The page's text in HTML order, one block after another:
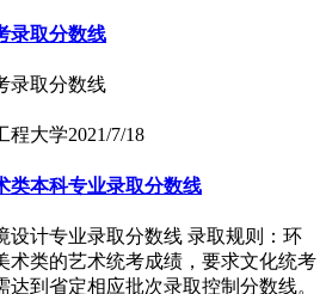
录取分数线
录取分数线
程大学2021/7/18
类本科专业录取分数线
设计专业录取分数线 录取规则：环
术类的艺术统考成绩，要求文化统考
达到省定相应批次录取控制分数线。